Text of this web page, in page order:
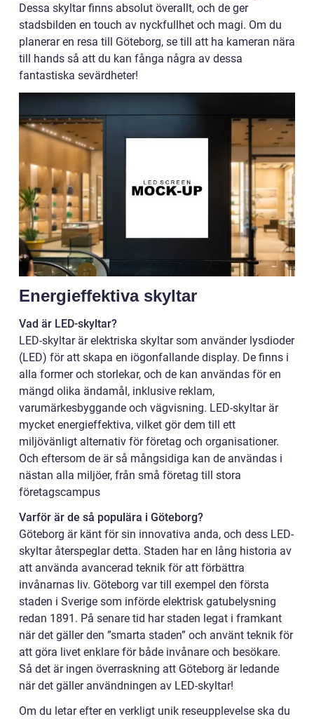
Dessa skyltar finns absolut överallt, och de ger
stadsbilden en touch av nyckfullhet och magi. Om du
planerar en resa till Göteborg, se till att ha kameran nära
till hands så att du kan fånga några av dessa
fantastiska sevärdheter!
Energieffektiva skyltar
Vad är LED-skyltar?
LED-skyltar är elektriska skyltar som använder lysdioder
(LED) för att skapa en iögonfallande display. De finns i
alla former och storlekar, och de kan användas för en
mängd olika ändamål, inklusive reklam,
varumärkesbyggande och vägvisning. LED-skyltar är
mycket energieffektiva, vilket gör dem till ett
miljövänligt alternativ för företag och organisationer.
Och eftersom de är så mångsidiga kan de användas i
nästan alla miljöer, från små företag till stora
företagscampus
Varför är de så populära i Göteborg?
Göteborg är känt för sin innovativa anda, och dess LED-
skyltar återspeglar detta. Staden har en lång historia av
att använda avancerad teknik för att förbättra
invånarnas liv. Göteborg var till exempel den första
staden i Sverige som införde elektrisk gatubelysning
redan 1891. På senare tid har staden legat i framkant
när det gäller den ”smarta staden” och använt teknik för
att göra livet enklare för både invånare och besökare.
Så det är ingen överraskning att Göteborg är ledande
när det gäller användningen av LED-skyltar!
Om du letar efter en verkligt unik reseupplevelse ska du